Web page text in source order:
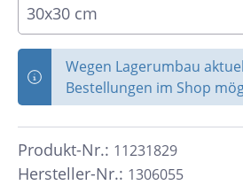
Wegen Lagerumbau
Bestellungen im Shop
Hersteller-Nr.: 1306055
Produkt-Nr.: 11231829